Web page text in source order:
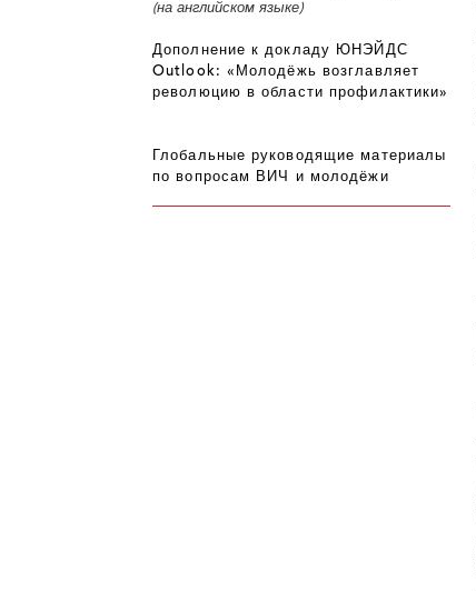
(на английском языке)
Дополнение к докладу ЮНЭЙДС
Outlook: «Молодёжь возглавляет
революцию в области профилактики»
Глобальные руководящие материалы
по вопросам ВИЧ и молодёжи